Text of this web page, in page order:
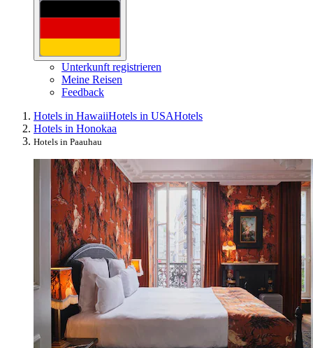
Unterkunft registrieren
Meine Reisen
Feedback
Hotels in HawaiiHotels in USAHotels
Hotels in Honokaa
Hotels in Paauhau